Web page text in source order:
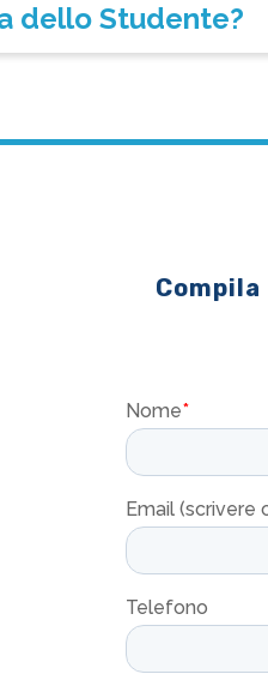
dello Studente?